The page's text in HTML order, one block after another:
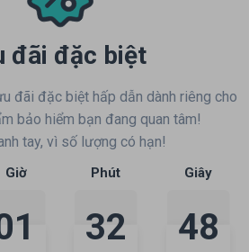
đãi đặc biệt
32 48
Giờ Phút Giây
đãi đặc biệt hấp dẫn dành riêng cho
bảo hiểm bạn đang quan tâm!
tay, vì số lượng có hạn!